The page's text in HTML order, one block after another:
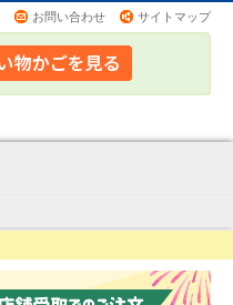
お問い合わせ サイトマップ